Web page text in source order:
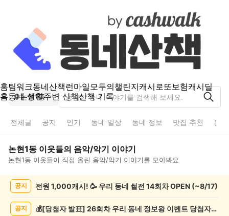
홈팀워크동네산책런마일모두의챌린지캐시로또보험캐시딜
홈동네 생활주변 산책산책 기록
논현1동
전체글 공지 인기 동네 일상 동네 정보 맛집 추천 분
논현1동 이웃들의 음악/악기 이야기
논현1동 이웃들이 직접 올린 음악/악기 이야기를 모아봐요
공지 전원 1,000캐시! 🥳 우리 동네 썰전 14회차 OPEN (~8/17)
공지 💰[당첨자 발표] 26회차 우리 동네 정보왕 이벤트 당첨자를 발표합니다!